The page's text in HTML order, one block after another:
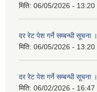
मिति: 06/05/2026 - 13:20
दर रेट पेश गर्ने सम्बन्धी सूचना ।
मिति: 06/05/2026 - 13:20
दर रेट पेश गर्ने सम्बन्धी सूचना ।
मिति: 06/02/2026 - 16:47